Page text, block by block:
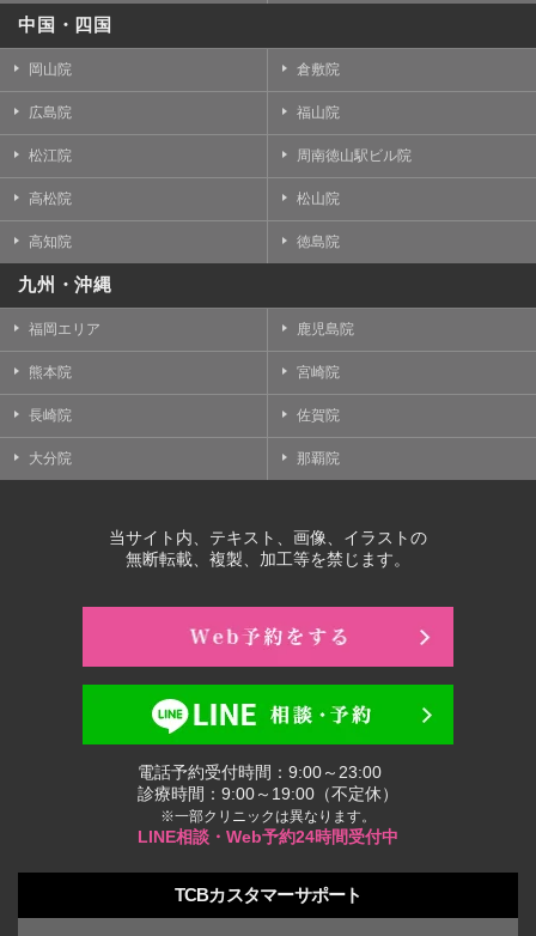
中国・四国
岡山院 倉敷院
広島院 福山院
松江院 周南徳山駅ビル院
高松院 松山院
高知院 徳島院
九州・沖縄
福岡エリア 鹿児島院
熊本院 宮崎院
長崎院 佐賀院
大分院 那覇院
当サイト内、テキスト、画像、イラストの
無断転載、複製、加工等を禁じます。
電話予約受付時間：9:00～23:00
診療時間：9:00～19:00（不定休）
※一部クリニックは異なります。
LINE相談・Web予約24時間受付中
TCBカスタマーサポート